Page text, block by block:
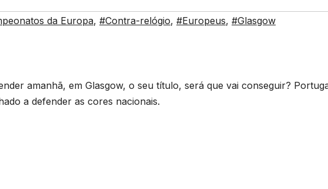
da Europa, #Contra-relógio, #Europeus, #Glasgow
amanhã, em Glasgow, o seu título, será que vai conseguir?
a defender as cores nacionais.